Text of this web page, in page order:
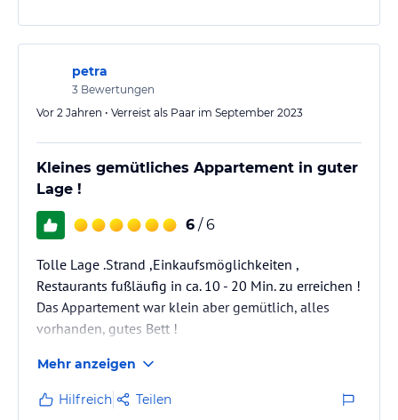
petra
3 Bewertungen
Vor 2 Jahren • Verreist als Paar im September 2023
Kleines gemütliches Appartement in guter
Lage !
6 / 6
Tolle Lage .Strand ,Einkaufsmöglichkeiten ,
Restaurants fußläufig in ca. 10 - 20 Min. zu erreichen !
Das Appartement war klein aber gemütlich, alles
vorhanden, gutes Bett !
Sehr gern wieder !!
Mehr anzeigen
Hilfreich Teilen